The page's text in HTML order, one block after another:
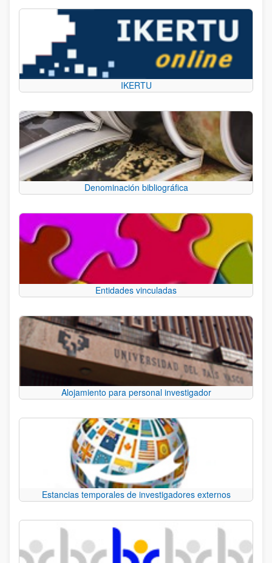
IKERTU
Denominación bibliográfica
Entidades vinculadas
Alojamiento para personal investigador
Estancias temporales de investigadores externos